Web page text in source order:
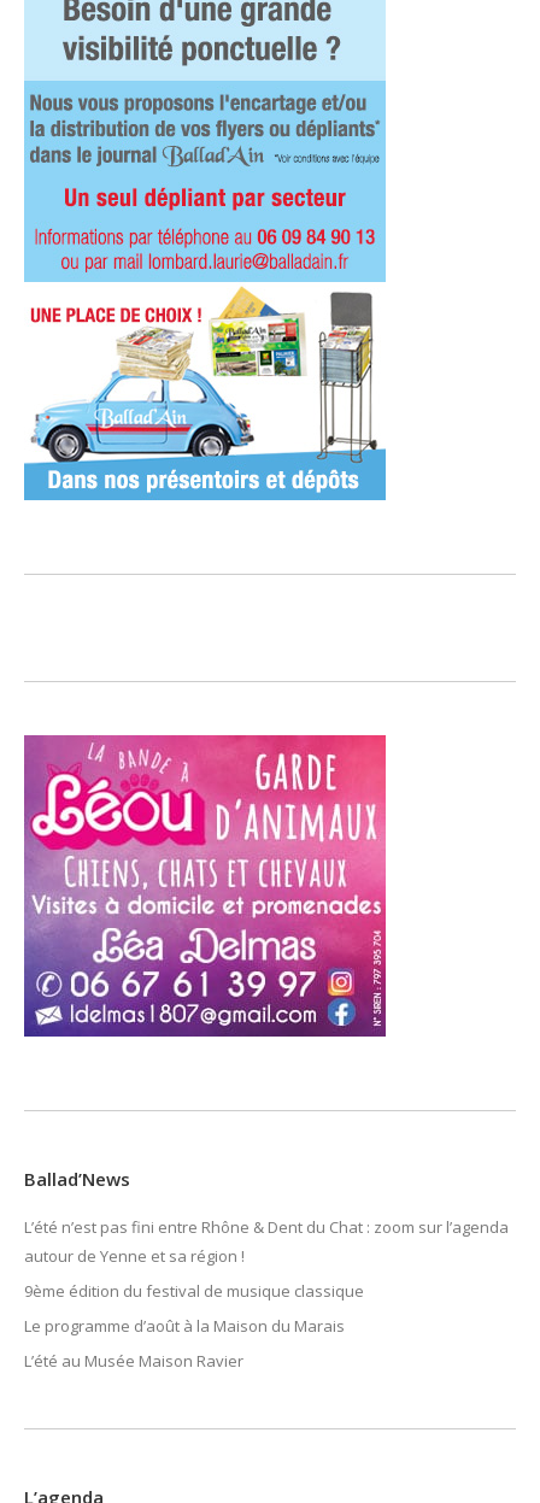
Ballad’News
L’été n’est pas fini entre Rhône & Dent du Chat : zoom sur l’agenda
autour de Yenne et sa région !
9ème édition du festival de musique classique
Le programme d’août à la Maison du Marais
L’été au Musée Maison Ravier
L’agenda